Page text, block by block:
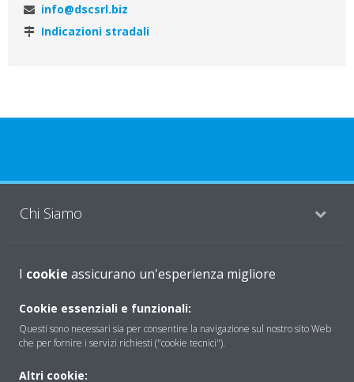
info@dscsrl.biz
Indicazioni stradali
Chi Siamo
Soluzioni
Contattaci
I cookie assicurano un'esperienza migliore
Cookie essenziali e funzionali:
Questi sono necessari sia per consentire la navigazione sul nostro sito Web
che per fornire i servizi richiesti ("cookie tecnici").
Altri cookie: